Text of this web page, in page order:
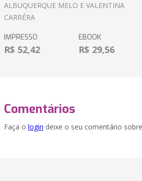
ALBUQUERQUE MELO E VALENTINA
CARRÉRA
IMPRESSO
R$ 52,42
EBOOK
R$ 29,56
Comentários
Faça o login deixe o seu comentário